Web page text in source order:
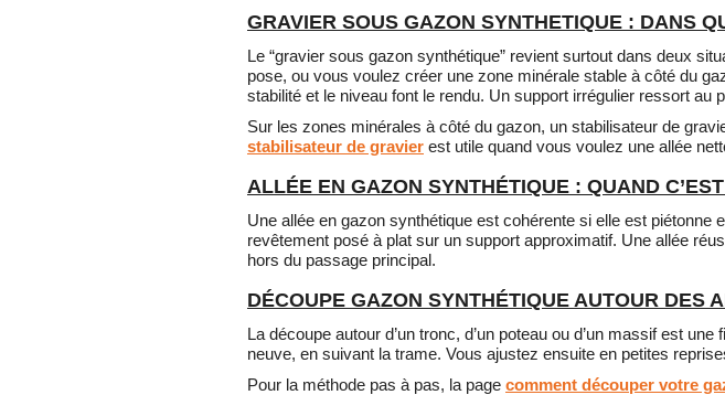
GRAVIER SOUS GAZON SYNTHETIQUE : DANS
Le “gravier sous gazon synthétique” revient surtout dans deux
pose, ou vous voulez créer une zone minérale stable à côté du
stabilité et le niveau font le rendu. Un support irrégulier ressort au
Sur les zones minérales à côté du gazon, un stabilisateur de
stabilisateur de gravier est utile quand vous voulez une allée
ALLÉE EN GAZON SYNTHÉTIQUE : QUAND
Une allée en gazon synthétique est cohérente si elle est
revêtement posé à plat sur un support approximatif. Une allée
hors du passage principal.
DÉCOUPE GAZON SYNTHÉTIQUE AUTOUR DES
La découpe autour d’un tronc, d’un poteau ou d’un massif est
neuve, en suivant la trame. Vous ajustez ensuite en petites
Pour la méthode pas à pas, la page comment découper votre